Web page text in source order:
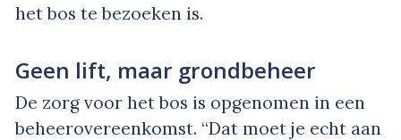
het bos te bezoeken is.
Geen lift, maar grondbeheer
De zorg voor het bos is opgenomen in een
beheerovereenkomst. “Dat moet je echt aan